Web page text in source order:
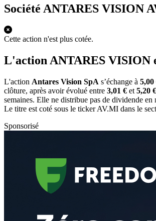
Société ANTARES VISION
Cette action n'est plus cotée.
L'action ANTARES VISION
L'action Antares Vision SpA s’échange à 5,00
clôture, après avoir évolué entre 3,01 € et 5,20 €
semaines. Elle ne distribue pas de dividende en
Le titre est coté sous le tickerAV.MI dans le
Sponsorisé